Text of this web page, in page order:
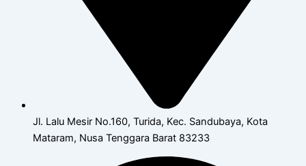
Jl. Lalu Mesir No.160, Turida, Kec. Sandubaya, Kota
Mataram, Nusa Tenggara Barat 83233